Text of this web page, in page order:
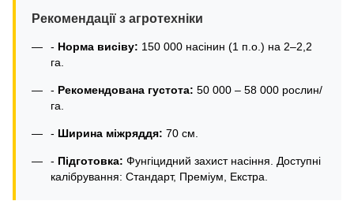
Рекомендації з агротехніки
- Норма висіву: 150 000 насінин (1 п.о.) на 2–2,2
га.
- Рекомендована густота: 50 000 – 58 000 рослин/
га.
- Ширина міжряддя: 70 см.
- Підготовка: Фунгіцидний захист насіння. Доступні
калібрування: Стандарт, Преміум, Екстра.